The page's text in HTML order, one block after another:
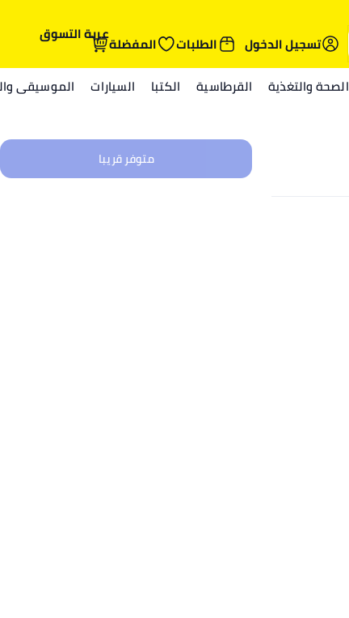
تسجيل الدخول
الطلبات المفضلةعربة التسوق
الصحة والتغذية القرطاسية الكتبا السيارات الموسيقى
متوفر قريبا